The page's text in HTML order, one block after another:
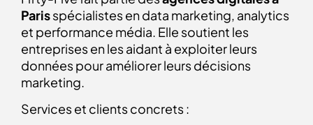
Parisspécialistes en data marketing, analytics
et performance média. Elle soutient les
entreprises en les aidant à exploiter leurs
données pour améliorer leurs décisions
marketing.
Services et clients concrets :